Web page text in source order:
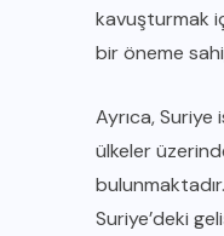
kavuşturmak
bir öneme
Ayrıca, Suriye
ülkeler
Suriye’deki